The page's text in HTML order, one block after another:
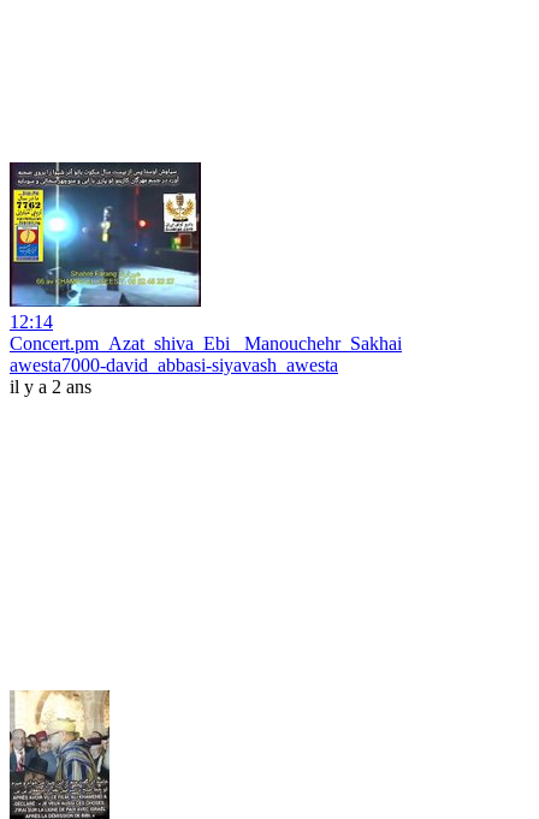
12:14
Concert.pm_Azat_shiva_Ebi_ Manouchehr_Sakhai
awesta7000-david_abbasi-siyavash_awesta
il y a 2 ans